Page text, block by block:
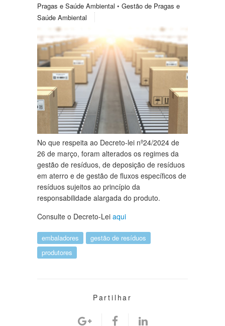
Pragas e Saúde Ambiental • Gestão de Pragas e
Saúde Ambiental
No que respeita ao Decreto-lei nº24/2024 de
26 de março, foram alterados os regimes da
gestão de resíduos, de deposição de resíduos
em aterro e de gestão de fluxos específicos de
resíduos sujeitos ao princípio da
responsabilidade alargada do produto.
Consulte o Decreto-Lei aqui
embaladores
gestão de resíduos
produtores
Partilhar